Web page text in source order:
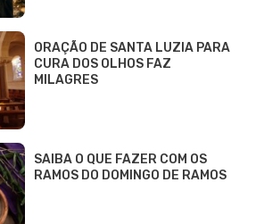
ORAÇÃO DE SANTA LUZIA PARA
CURA DOS OLHOS FAZ
MILAGRES
SAIBA O QUE FAZER COM OS
RAMOS DO DOMINGO DE RAMOS